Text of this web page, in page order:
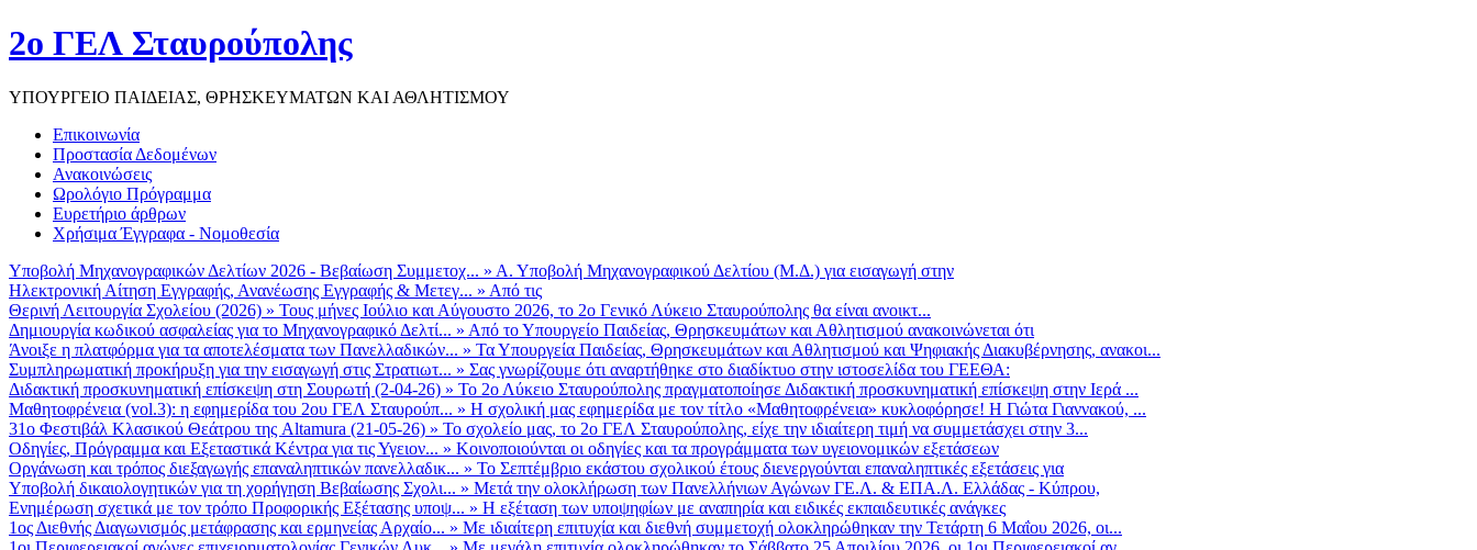
2ο ΓΕΛ Σταυρούπολης
ΥΠΟΥΡΓΕΙΟ ΠΑΙΔΕΙΑΣ, ΘΡΗΣΚΕΥΜΑΤΩΝ ΚΑΙ ΑΘΛΗΤΙΣΜΟΥ
Επικοινωνία
Προστασία Δεδομένων
Ανακοινώσεις
Ωρολόγιο Πρόγραμμα
Ευρετήριο άρθρων
Χρήσιμα Έγγραφα - Νομοθεσία
Υποβολή Μηχανογραφικών Δελτίων 2026 - Βεβαίωση Συμμετοχ... » Α. Υποβολή Μηχανογραφικού Δελτίου (Μ.Δ.) για εισαγωγή στην
Ηλεκτρονική Αίτηση Εγγραφής, Ανανέωσης Εγγραφής & Μετεγ... » Από τις
Θερινή Λειτουργία Σχολείου (2026) » Τους μήνες Ιούλιο και Αύγουστο 2026, το 2ο Γενικό Λύκειο Σταυρούπολης θα είναι ανοικτ...
Δημιουργία κωδικού ασφαλείας για το Μηχανογραφικό Δελτί... » Από το Υπουργείο Παιδείας, Θρησκευμάτων και Αθλητισμού ανακοινώνεται ότι
Άνοιξε η πλατφόρμα για τα αποτελέσματα των Πανελλαδικών... » Τα Υπουργεία Παιδείας, Θρησκευμάτων και Αθλητισμού και Ψηφιακής Διακυβέρνησης, ανακοι...
Συμπληρωματική προκήρυξη για την εισαγωγή στις Στρατιωτ... » Σας γνωρίζουμε ότι αναρτήθηκε στο διαδίκτυο στην ιστοσελίδα του ΓΕΕΘΑ:
Διδακτική προσκυνηματική επίσκεψη στη Σουρωτή (2-04-26) » Το 2ο Λύκειο Σταυρούπολης πραγματοποίησε Διδακτική προσκυνηματική επίσκεψη στην Ιερά ...
Μαθητοφρένεια (vol.3): η εφημερίδα του 2ου ΓΕΛ Σταυρούπ... » Η σχολική μας εφημερίδα με τον τίτλο «Μαθητοφρένεια» κυκλοφόρησε! Η Γιώτα Γιαννακού, ...
31ο Φεστιβάλ Κλασικού Θεάτρου της Altamura (21-05-26) » Το σχολείο μας, το 2ο ΓΕΛ Σταυρούπολης, είχε την ιδιαίτερη τιμή να συμμετάσχει στην 3...
Οδηγίες, Πρόγραμμα και Εξεταστικά Κέντρα για τις Υγειον... » Κοινοποιούνται οι οδηγίες και τα προγράμματα των υγειονομικών εξετάσεων
Οργάνωση και τρόπος διεξαγωγής επαναληπτικών πανελλαδικ... » Το Σεπτέμβριο εκάστου σχολικού έτους διενεργούνται επαναληπτικές εξετάσεις για
Υποβολή δικαιολογητικών για τη χορήγηση Βεβαίωσης Σχολι... » Μετά την ολοκλήρωση των Πανελλήνιων Αγώνων ΓΕ.Λ. & ΕΠΑ.Λ. Ελλάδας - Κύπρου,
Ενημέρωση σχετικά με τον τρόπο Προφορικής Εξέτασης υποψ... » Η εξέταση των υποψηφίων με αναπηρία και ειδικές εκπαιδευτικές ανάγκες
1ος Διεθνής Διαγωνισμός μετάφρασης και ερμηνείας Αρχαίο... » Με ιδιαίτερη επιτυχία και διεθνή συμμετοχή ολοκληρώθηκαν την Τετάρτη 6 Μαΐου 2026, οι...